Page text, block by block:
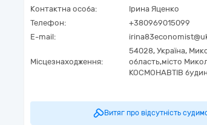
Контактна особа:
Ірина Яценко
Телефон:
+380969015099
E-mail:
Місцезнаходження:
54028, Україна,
область,місто
КОСМОНАВТІВ
Витяг про відсутність